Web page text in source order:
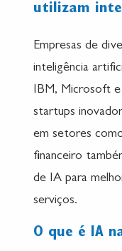
utilizam
Empresas de
inteligência
IBM, Microsoft e
startups
em setores
financeiro
de IA para
serviços.
O que é IA